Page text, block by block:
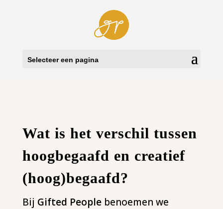
Selecteer een pagina
Wat is het verschil tussen
hoogbegaafd en creatief
(hoog)begaafd?
Bij Gifted People benoemen we